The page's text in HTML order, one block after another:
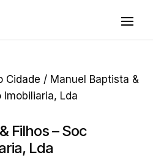
Cidade / Manuel Baptista &
Imobiliaria, Lda
Filhos – Soc
Lda